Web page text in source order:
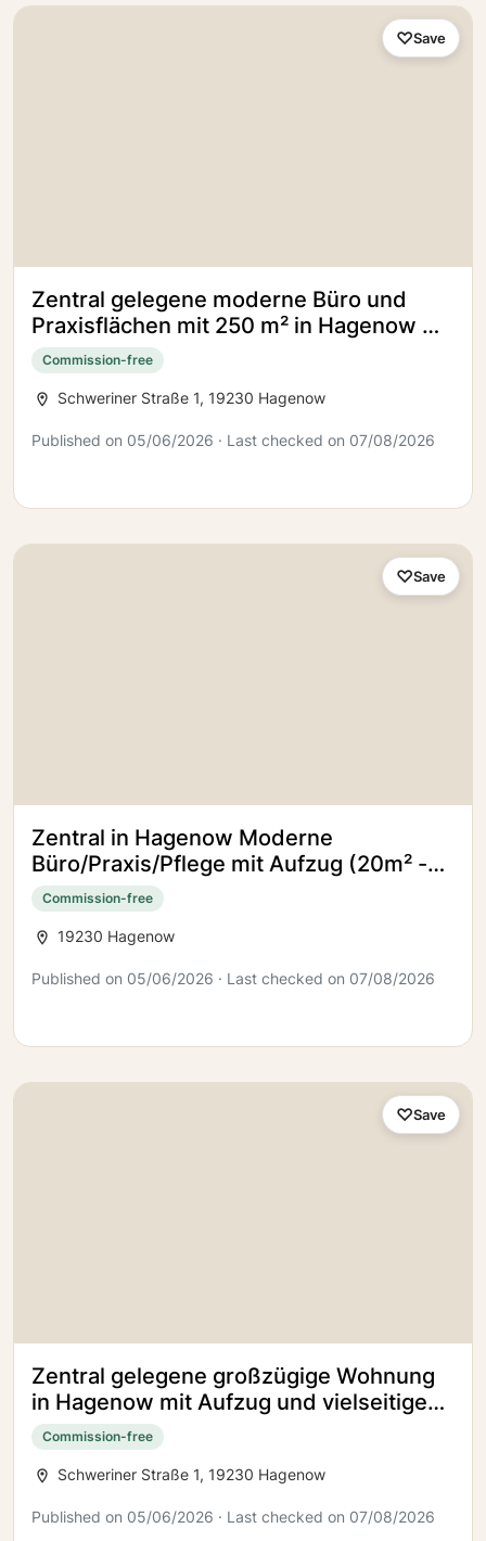
Zentral gelegene moderne Büro und
Praxisflächen mit 250 m² in Hagenow mit
weiteren Flächen vorhanden
Commission-free
Schweriner Straße 1, 19230 Hagenow
Published on 05/06/2026 · Last checked on 07/08/2026
Save
Zentral in Hagenow Moderne
Büro/Praxis/Pflege mit Aufzug (20m² -
1.000 m²)
Commission-free
19230 Hagenow
Published on 05/06/2026 · Last checked on 07/08/2026
Save
Zentral gelegene großzügige Wohnung
in Hagenow mit Aufzug und vielseitigen
Gestaltungsmöglichkeiten
Commission-free
Schweriner Straße 1, 19230 Hagenow
Published on 05/06/2026 · Last checked on 07/08/2026
Save